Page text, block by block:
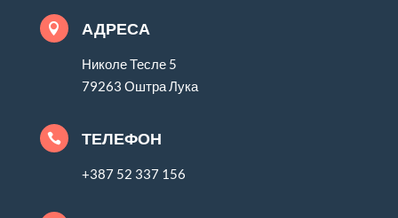
 АДРЕСА
Николе Тесле 5
79263 Оштра Лука
 ТЕЛЕФОН
+387 52 337 156